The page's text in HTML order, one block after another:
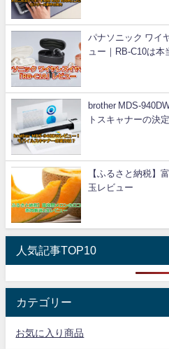
パナソニック ワイ
ュー｜RB-C10は本
brother MDS-
トスキャナーの決
【ふるさと納税】
玉レビュー
人気記事TOP10
カテゴリー
お気に入り商品